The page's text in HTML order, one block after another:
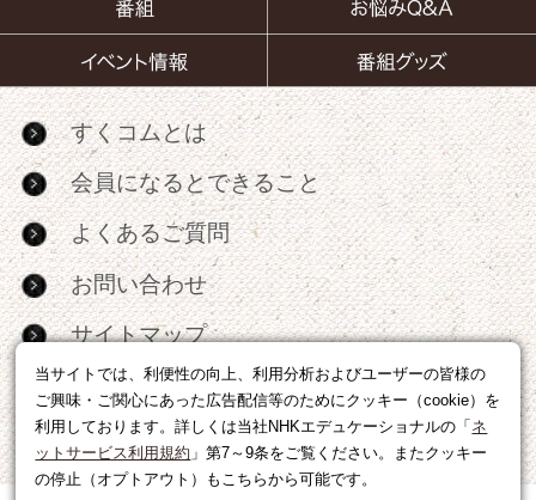
当サイトでは、利便性の向上、利用分析およびユーザーの皆様の
ご興味・ご関心にあった広告配信等のためにクッキー（cookie）を
利用しております。詳しくは当社NHKエデュケーショナルの「 ネ
ットサービス利用規約 」第7～9条をご覧ください。またクッキー
の停止（オプトアウト）もこちらから可能です。
すくコムとは
会員になるとできること
よくあるご質問
お問い合わせ
サイトマップ
RSS
広告出稿・パートナーシップについて